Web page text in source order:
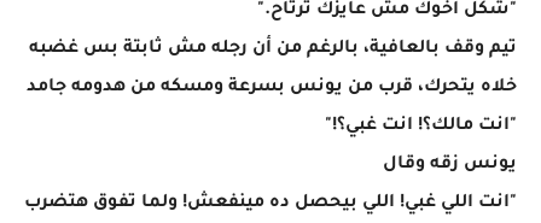
"شكل اخوك مش عايزك ترتاح."
تيم وقف بالعافية، بالرغم من أن رجله مش ثابتة بس غضبه
خلاه يتحرك، قرب من يونس بسرعة ومسكه من هدومه جامد
"انت مالك؟! انت غبي؟!"
يونس زقه وقال
"انت اللي غبي! اللي بيحصل ده مينفعش! ولما تفوق هتضرب